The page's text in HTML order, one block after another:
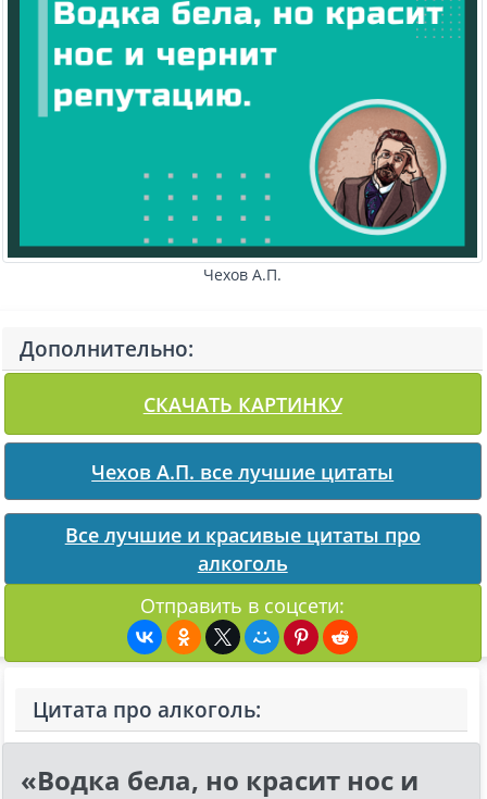
Чехов А.П.
Дополнительно:
СКАЧАТЬ КАРТИНКУ
Чехов А.П. все лучшие цитаты
Все лучшие и красивые цитаты про
алкоголь
Отправить в соцсети:
Цитата про алкоголь:
«Водка бела, но красит нос и